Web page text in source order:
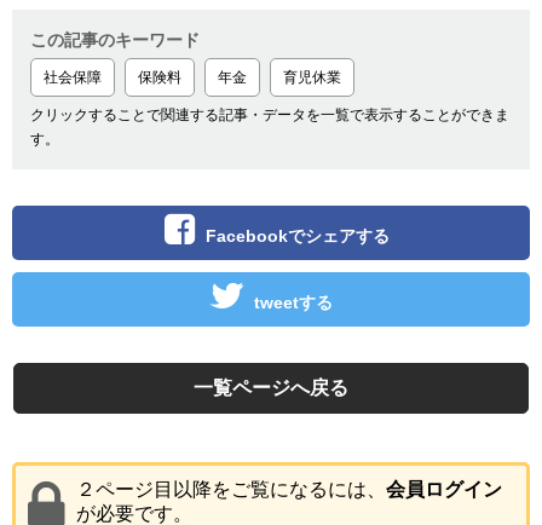
この記事のキーワード
社会保障 保険料 年金 育児休業
クリックすることで関連する記事・データを一覧で表示することができま
す。
Facebookでシェアする
tweetする
一覧ページへ戻る
２ページ目以降をご覧になるには、 会員ログイン
が必要です。